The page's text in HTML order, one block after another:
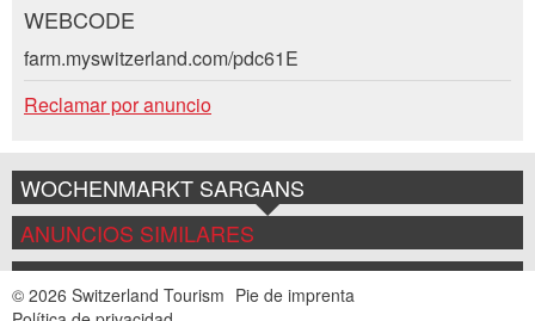
REGISTRARSE
Adresse
WEBCODE
farm.myswitzerland.com/pdc61E
Reclamar por anuncio
WOCHENMARKT SARGANS
ANUNCIOS SIMILARES
© 2026 Switzerland Tourism Pie de imprenta